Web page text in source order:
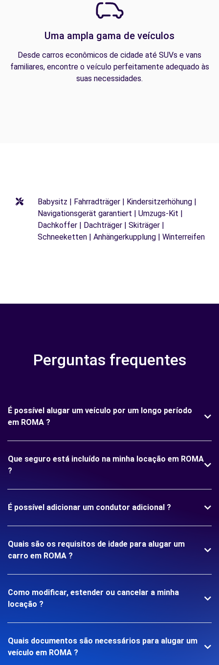
Uma ampla gama de veículos
Desde carros econômicos de cidade até SUVs e vans
familiares, encontre o veículo perfeitamente adequado às
suas necessidades.
Babysitz | Fahrradträger | Kindersitzerhöhung |
Navigationsgerät garantiert | Umzugs-Kit |
Dachkoffer | Dachträger | Skiträger |
Schneeketten | Anhängerkupplung | Winterreifen
Perguntas frequentes
É possível alugar um veículo por um longo período
em ROMA ?
Que seguro está incluído na minha locação em ROMA
?
É possível adicionar um condutor adicional ?
Quais são os requisitos de idade para alugar um
carro em ROMA ?
Como modificar, estender ou cancelar a minha
locação ?
Quais documentos são necessários para alugar um
veículo em ROMA ?